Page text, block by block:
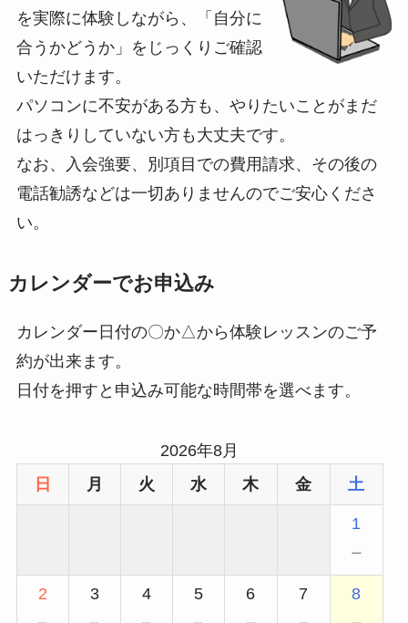
を実際に体験しながら、「自分に
合うかどうか」をじっくりご確認
いただけます。
パソコンに不安がある方も、やりたいことがまだ
はっきりしていない方も大丈夫です。
なお、入会強要、別項目での費用請求、その後の
電話勧誘などは一切ありませんのでご安心くださ
い。
カレンダーでお申込み
カレンダー日付の〇か△から体験レッスンのご予
約が出来ます。
日付を押すと申込み可能な時間帯を選べます。
2026年8月
日
月 火 水 木 金 土
1
－
2 3 4 5 6 7 8